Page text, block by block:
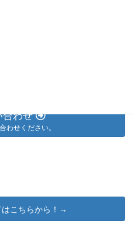
合わせ
わせください。
はこちらから！→